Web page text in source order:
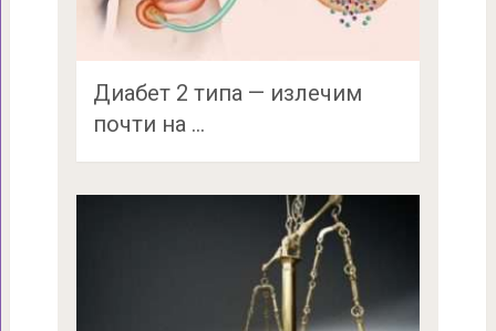
Диабет 2 типа — излечим
почти на …